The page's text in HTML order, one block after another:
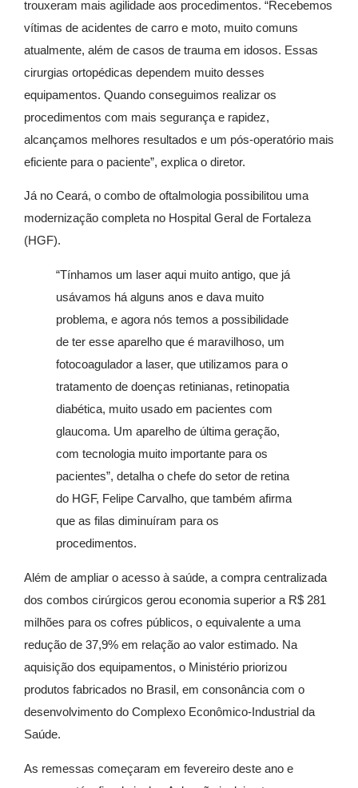
trouxeram mais agilidade aos procedimentos. “Recebemos
vítimas de acidentes de carro e moto, muito comuns
atualmente, além de casos de trauma em idosos. Essas
cirurgias ortopédicas dependem muito desses
equipamentos. Quando conseguimos realizar os
procedimentos com mais segurança e rapidez,
alcançamos melhores resultados e um pós-operatório mais
eficiente para o paciente”, explica o diretor.
Já no Ceará, o combo de oftalmologia possibilitou uma
modernização completa no Hospital Geral de Fortaleza
(HGF).
“Tínhamos um laser aqui muito antigo, que já
usávamos há alguns anos e dava muito
problema, e agora nós temos a possibilidade
de ter esse aparelho que é maravilhoso, um
fotocoagulador a laser, que utilizamos para o
tratamento de doenças retinianas, retinopatia
diabética, muito usado em pacientes com
glaucoma. Um aparelho de última geração,
com tecnologia muito importante para os
pacientes”, detalha o chefe do setor de retina
do HGF, Felipe Carvalho, que também afirma
que as filas diminuíram para os
procedimentos.
Além de ampliar o acesso à saúde, a compra centralizada
dos combos cirúrgicos gerou economia superior a R$ 281
milhões para os cofres públicos, o equivalente a uma
redução de 37,9% em relação ao valor estimado. Na
aquisição dos equipamentos, o Ministério priorizou
produtos fabricados no Brasil, em consonância com o
desenvolvimento do Complexo Econômico-Industrial da
Saúde.
As remessas começaram em fevereiro deste ano e